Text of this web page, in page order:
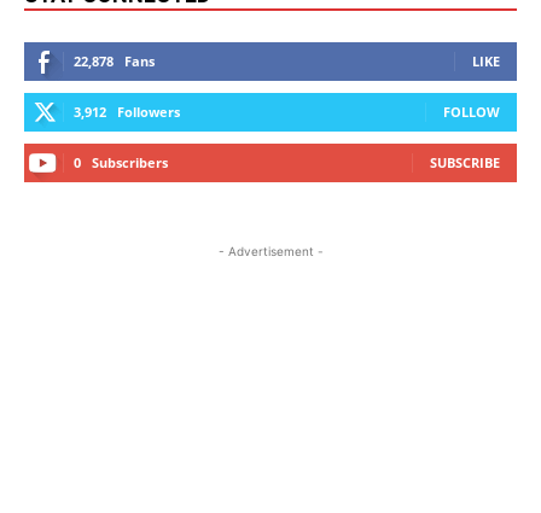
22,878 Fans LIKE
3,912 Followers FOLLOW
0 Subscribers SUBSCRIBE
- Advertisement -